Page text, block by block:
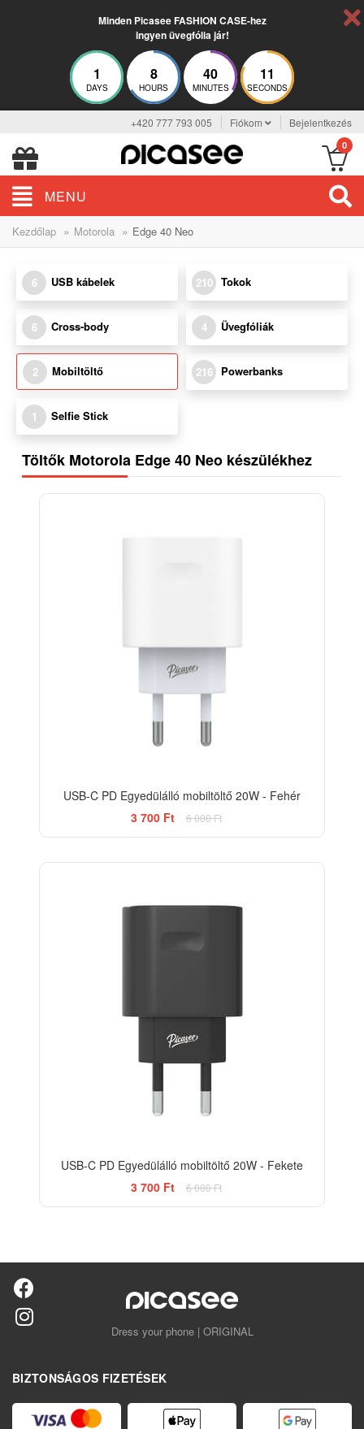
Minden Picasee FASHION CASE-hez
ingyen üvegfólia jár!
1
DAYS
8
HOURS
40
MINUTES
11
SECONDS
+420 777 793 005 Fiókom Bejelentkezés
0
MENU
Kezdőlap » Motorola » Edge 40 Neo
6 USB kábelek 210 Tokok
6 Cross-body 4 Üvegfóliák
2 Mobiltöltő 216 Powerbanks
1 Selfie Stick
Töltők Motorola Edge 40 Neo készülékhez
USB-C PD Egyedülálló mobiltöltő 20W - Fehér
3 700 Ft
6 000 Ft
USB-C PD Egyedülálló mobiltöltő 20W - Fekete
3 700 Ft
6 000 Ft
Dress your phone | ORIGINAL
BIZTONSÁGOS FIZETÉSEK